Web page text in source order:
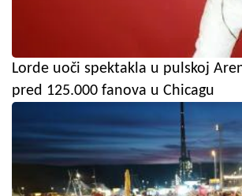
Lorde uoči spektakla u pulskoj
pred 125.000 fanova u Chicagu